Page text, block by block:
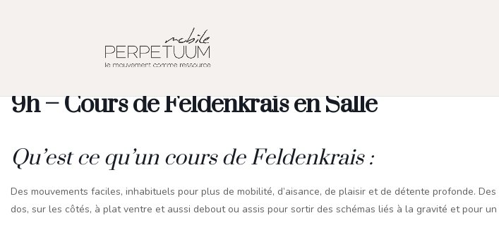
9h – Cours de Feldenkrais en Salle
Qu’est ce qu’un cours de Feldenkrais :
Des mouvements faciles, inhabituels pour plus de mobilité, d’aisance, de plaisir et de détente profonde.
dos, sur les côtés, à plat ventre et aussi debout ou assis pour sortir des schémas liés à la gravité et pour